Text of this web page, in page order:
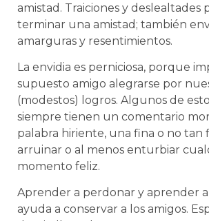
amistad. Traiciones y deslealtades
terminar una amistad; también
amarguras y resentimientos.
La envidia es perniciosa, porque
supuesto amigo alegrarse por
(modestos) logros. Algunos de
siempre tienen un comentario
palabra hiriente, una fina o no tan
arruinar o al menos enturbiar
momento feliz.
Aprender a perdonar y aprender
ayuda a conservar a los amigos.